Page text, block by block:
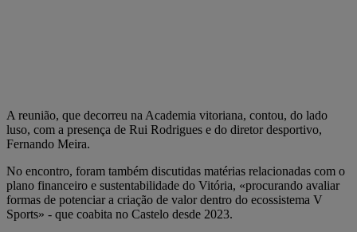
A reunião, que decorreu na Academia vitoriana, contou, do lado
luso, com a presença de Rui Rodrigues e do diretor desportivo,
Fernando Meira.
No encontro, foram também discutidas matérias relacionadas com o
plano financeiro e sustentabilidade do Vitória, «procurando avaliar
formas de potenciar a criação de valor dentro do ecossistema V
Sports» - que coabita no Castelo desde 2023.